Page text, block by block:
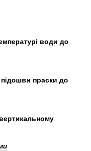
води до
праски до